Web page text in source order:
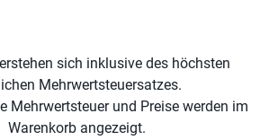
sich inklusive des höchsten
Mehrwertsteuersatzes.
Mehrwertsteuer und Preise werden im
Warenkorb angezeigt.